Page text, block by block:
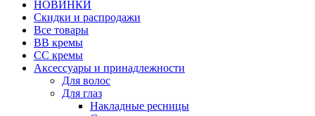
НОВИНКИ
Скидки и распродажи
Все товары
BB кремы
CC кремы
Аксессуары и принадлежности
Для волос
Для глаз
Накладные ресницы